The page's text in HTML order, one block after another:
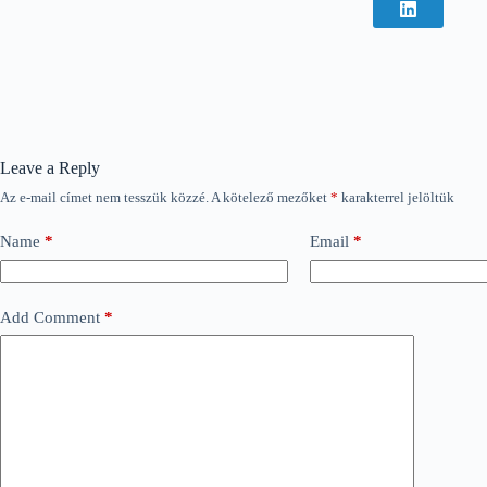
Leave a Reply
Az e-mail címet nem tesszük közzé.A kötelező mezőket * karakterrel jelöltük
Name * Email *
Add Comment *